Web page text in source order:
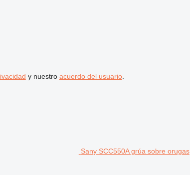
y nuestro acuerdo del usuario.
Sany SCC550A grúa sobre orugas